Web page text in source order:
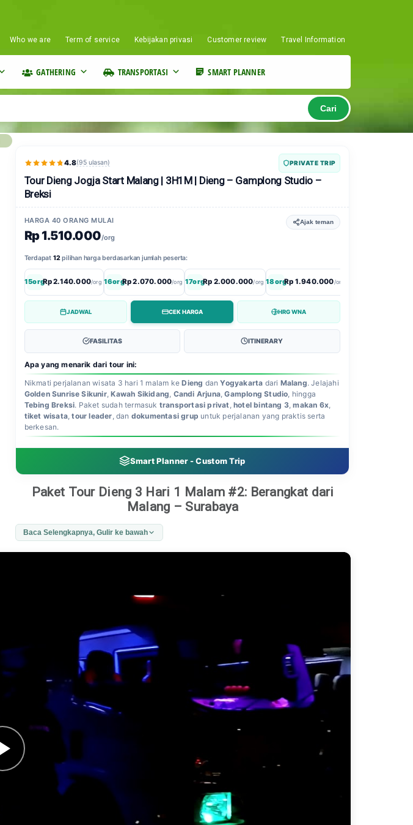
Who we are Term of service Kebijakan privasi Customer review Travel Information
GATHERING TRANSPORTASI SMART PLANNER
Cari
4.8(95 ulasan) PRIVATE TRIP
Tour Dieng Jogja Start Malang | 3H1M | Dieng – Gamplong Studio –
Breksi
HARGA 40 ORANG MULAI
Rp 1.510.000/org
Ajak teman
Terdapat 12pilihan harga berdasarkan jumlah peserta:
15orgRp 2.140.000/org 16orgRp 2.070.000/org 17orgRp 2.000.000/org 18orgRp 1.940.000/org
JADWAL CEK HARGA HRG WNA
FASILITAS ITINERARY
Apa yang menarik dari tour ini:
Nikmati perjalanan wisata 3 hari 1 malam keDieng danYogyakarta dari Malang. Jelajahi
Golden Sunrise Sikunir,Kawah Sikidang Candi Arjuna,Gamplong Studio , hingga
Tebing Breksi. Paket sudah termasuk transportasi privat hotel bintang 3,makan 6x,
tiket wisata,tour leader , dan dokumentasi grup untuk perjalanan yang praktis serta
berkesan.
Smart Planner - Custom Trip
Paket Tour Dieng 3 Hari 1 Malam #2: Berangkat dari
Malang – Surabaya
Baca Selengkapnya, Gulir ke bawah